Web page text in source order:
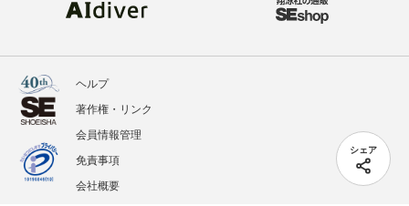
シェア
ヘルプ
著作権・リンク
会員情報管理
免責事項
会社概要